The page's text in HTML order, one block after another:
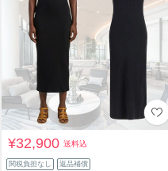
¥32,900送料込
関税負担なし 返品補償